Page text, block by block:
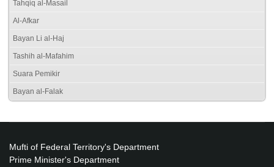
Tahqiq al-Masail
Al-Afkar
Bayan Li al-Haj
Tashih al-Mafahim
Suara Pemikir
Bayan al-Falak
Mufti of Federal Territory's Department
Prime Minister's Department